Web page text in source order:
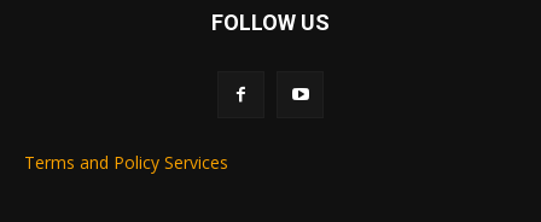
FOLLOW US
Terms and Policy Services